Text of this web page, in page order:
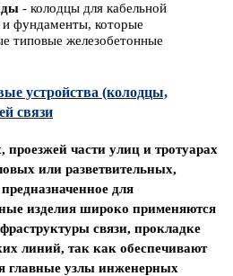
- колодцы для кабельной
фундаменты, которые
типовые железобетонные
устройства (колодцы,
связи
проезжей части улиц и тротуарах
или разветвительных,
для
изделия широко применяются
связи, прокладке
линий, так как обеспечивают
главные узлы инженерных